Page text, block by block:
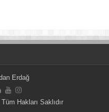
Erdağ
Hakları Saklıdır